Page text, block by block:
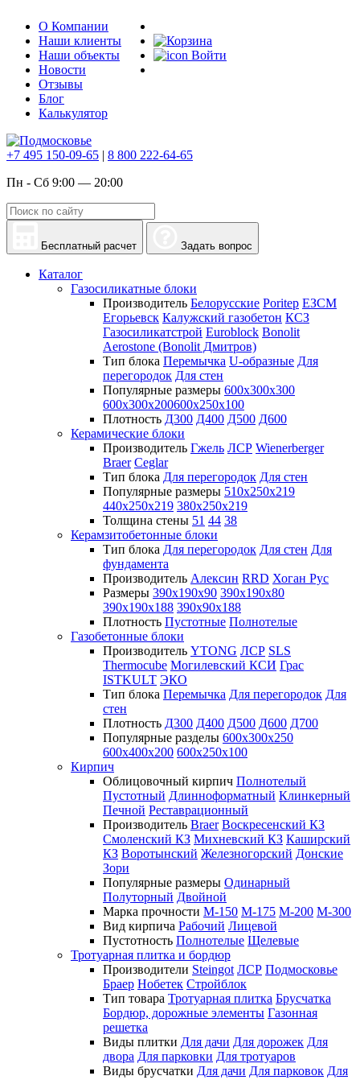
О Компании
Наши клиенты
Наши объекты
Новости
Отзывы
Блог
Калькулятор
Войти
+7 495 150-09-65 | 8 800 222-64-65
Пн - Сб 9:00 — 20:00
Бесплатный расчет Задать вопрос
Каталог
Газосиликатные блоки
Производитель Белорусские Poritep ЕЗСМ
Егорьевск Калужский газобетон КСЗ
Газосиликатстрой Euroblock Bonolit
Aerostone (Bonolit Дмитров)
Тип блока Перемычка U-образные Для
перегородок Для стен
Популярные размеры 600х300х300
600х300х200600х250х100
Плотность Д300 Д400 Д500 Д600
Керамические блоки
Производитель Гжель ЛСР Wienerberger
Braer Ceglar
Тип блока Для перегородок Для стен
Популярные размеры 510х250х219
440х250х219 380х250х219
Толщина стены 51 44 38
Керамзитобетонные блоки
Тип блока Для перегородок Для стен Для
фундамента
Производитель Алексин RRD Хоган Рус
Размеры 390х190х90 390х190х80
390х190х188 390х90х188
Плотность Пустотные Полнотелые
Газобетонные блоки
Производитель YTONG ЛСР SLS
Thermocube Могилевский КСИ Грас
ISTKULT ЭКО
Тип блока Перемычка Для перегородок Для
стен
Плотность Д300 Д400 Д500 Д600 Д700
Популярные разделы 600х300х250
600х400х200 600х250х100
Кирпич
Облицовочный кирпич Полнотелый
Пустотный Длинноформатный Клинкерный
Печной Реставрационный
Производитель Braer Воскресенский КЗ
Смоленский КЗ Михневский КЗ Каширский
КЗ Воротынский Железногорский Донские
Зори
Популярные размеры Одинарный
Полуторный Двойной
Марка прочности М-150 М-175 М-200 М-300
Вид кирпича Рабочий Лицевой
Пустотность Полнотелые Щелевые
Тротуарная плитка и бордюр
Производители Steingot ЛСР Подмосковье
Браер Нобетек Стройблок
Тип товара Тротуарная плитка Брусчатка
Бордюр, дорожные элементы Газонная
решетка
Виды плитки Для дачи Для дорожек Для
двора Для парковки Для тротуаров
Виды брусчатки Для дачи Для парковок Для